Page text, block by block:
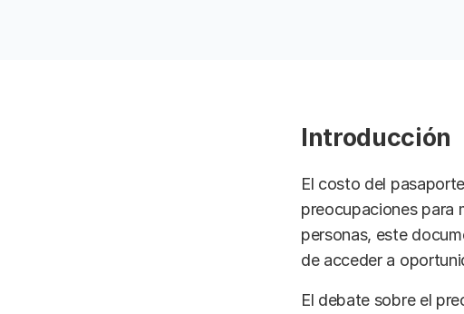
Introducción
El costo del
preocupaciones para
personas, este
de acceder a
El debate sobre el